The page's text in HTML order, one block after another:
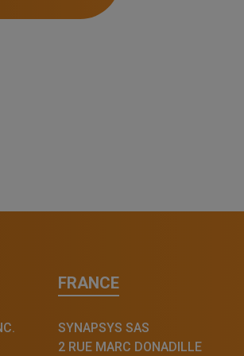
FRANCE
SYNAPSYS SAS
2 RUE MARC DONADILLE